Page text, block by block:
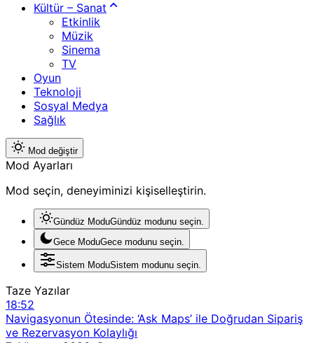
Kültür – Sanat
Etkinlik
Müzik
Sinema
TV
Oyun
Teknoloji
Sosyal Medya
Sağlık
Mod değiştir
Mod Ayarları
Mod seçin, deneyiminizi kişiselleştirin.
Gündüz ModuGündüz modunu seçin.
Gece ModuGece modunu seçin.
Sistem ModuSistem modunu seçin.
Taze Yazılar
18:52
Navigasyonun Ötesinde: ‘Ask Maps’ ile Doğrudan Sipariş
ve Rezervasyon Kolaylığı